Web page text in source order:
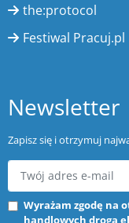
the:protocol
Festiwal Pracuj.pl
Newsletter
Zapisz się i otrzymuj
Wyrażam zgodę na
handlowych drogą